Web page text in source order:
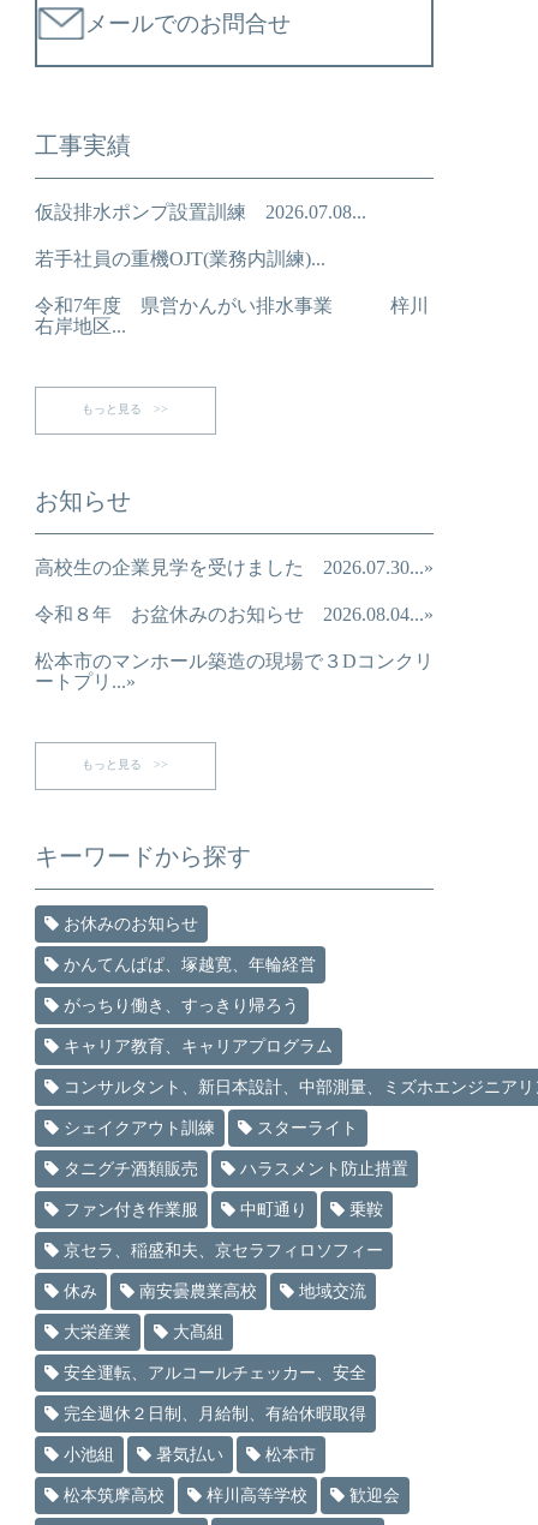
メールでのお問合せ
工事実績
仮設排水ポンプ設置訓練 2026.07.08...
若手社員の重機OJT(業務内訓練)...
令和7年度 県営かんがい排水事業 梓川
右岸地区...
もっと見る >>
お知らせ
高校生の企業見学を受けました 2026.07.30...»
令和８年 お盆休みのお知らせ 2026.08.04...»
松本市のマンホール築造の現場で３Dコンクリ
ートプリ...»
もっと見る >>
キーワードから探す
お休みのお知らせ
かんてんぱぱ、塚越寛、年輪経営
がっちり働き、すっきり帰ろう
キャリア教育、キャリアプログラム
コンサルタント、新日本設計、中部測量、ミズホエンジニアリ
シェイクアウト訓練 スターライト
タニグチ酒類販売 ハラスメント防止措置
ファン付き作業服 中町通り 乗鞍
京セラ、稲盛和夫、京セラフィロソフィー
休み 南安曇農業高校 地域交流
大栄産業 大髙組
安全運転、アルコールチェッカー、安全
完全週休２日制、月給制、有給休暇取得
小池組 暑気払い 松本市
松本筑摩高校 梓川高等学校 歓迎会